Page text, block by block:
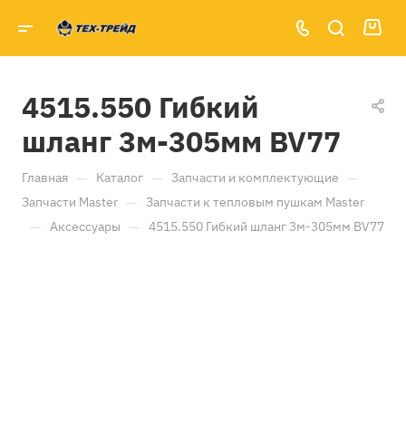
4515.550 Гибкий
шланг 3м-305мм BV77
Главная — Каталог — Запчасти и комплектующие —
Запчасти Master — Запчасти к тепловым пушкам Master
— Аксессуары — 4515.550 Гибкий шланг 3м-305мм BV77